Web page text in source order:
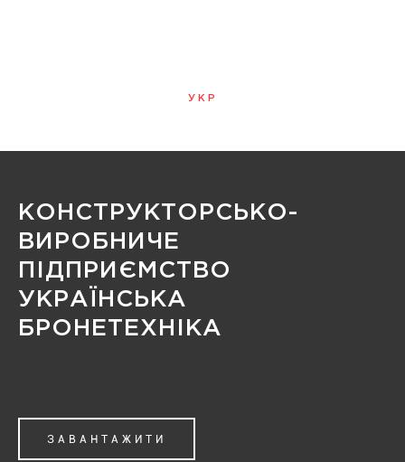
УКР
КОНСТРУКТОРСЬКО-
ВИРОБНИЧЕ
ПІДПРИЄМСТВО
УКРАЇНСЬКА
БРОНЕТЕХНІКА
ЗАВАНТАЖИТИ